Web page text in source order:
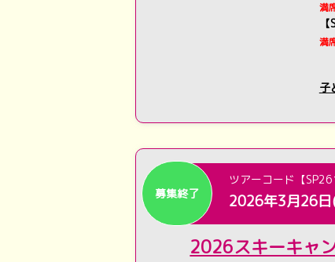
満
満
子
募集終了
ツアーコード【
2026年3月26
2026スキーキャ